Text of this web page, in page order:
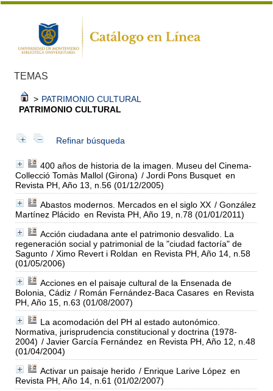
TEMAS
> PATRIMONIO CULTURAL
PATRIMONIO CULTURAL
Refinar búsqueda
400 años de historia de la imagen. Museu del Cinema-
Collecció Tomàs Mallol (Girona) / Jordi Pons Busquet en
Revista PH, Año 13, n.56 (01/12/2005)
Abastos modernos. Mercados en el siglo XX / González
Martínez Plácido en Revista PH, Año 19, n.78 (01/01/2011)
Acción ciudadana ante el patrimonio desvalido. La
regeneración social y patrimonial de la "ciudad factoría" de
Sagunto / Ximo Revert i Roldan en Revista PH, Año 14, n.58
(01/05/2006)
Acciones en el paisaje cultural de la Ensenada de
Bolonia, Cádiz / Román Fernández-Baca Casares en Revista
PH, Año 15, n.63 (01/08/2007)
La acomodación del PH al estado autonómico.
Normativa, jurisprudencia constitucional y doctrina (1978-
2004) / Javier García Fernández en Revista PH, Año 12, n.48
(01/04/2004)
Activar un paisaje herido / Enrique Larive López en
Revista PH, Año 14, n.61 (01/02/2007)